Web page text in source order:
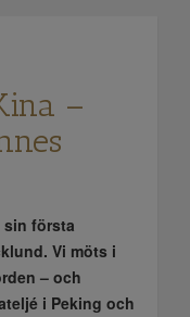
–
sin första
Vi möts i
– och
i Peking och